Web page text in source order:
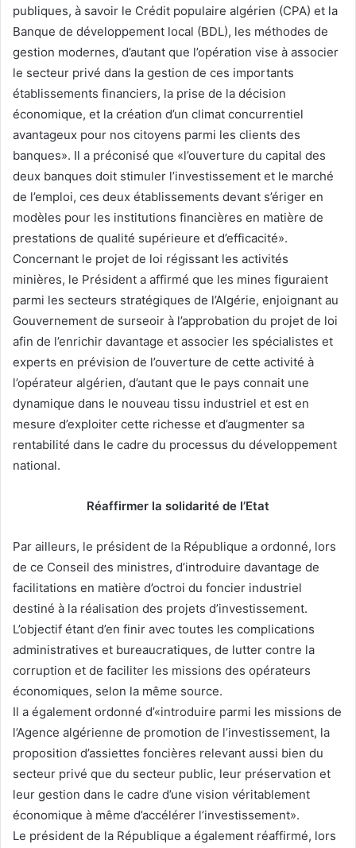
publiques, à savoir le Crédit populaire algérien (CPA) et la
Banque de développement local (BDL), les méthodes de
gestion modernes, d’autant que l’opération vise à associer
le secteur privé dans la gestion de ces importants
établissements financiers, la prise de la décision
économique, et la création d’un climat concurrentiel
avantageux pour nos citoyens parmi les clients des
banques». Il a préconisé que «l’ouverture du capital des
deux banques doit stimuler l’investissement et le marché
de l’emploi, ces deux établissements devant s’ériger en
modèles pour les institutions financières en matière de
prestations de qualité supérieure et d’efficacité».
Concernant le projet de loi régissant les activités
minières, le Président a affirmé que les mines figuraient
parmi les secteurs stratégiques de l’Algérie, enjoignant au
Gouvernement de surseoir à l’approbation du projet de loi
afin de l’enrichir davantage et associer les spécialistes et
experts en prévision de l’ouverture de cette activité à
l’opérateur algérien, d’autant que le pays connait une
dynamique dans le nouveau tissu industriel et est en
mesure d’exploiter cette richesse et d’augmenter sa
rentabilité dans le cadre du processus du développement
national.
Réaffirmer la solidarité de l’Etat
Par ailleurs, le président de la République a ordonné, lors
de ce Conseil des ministres, d’introduire davantage de
facilitations en matière d’octroi du foncier industriel
destiné à la réalisation des projets d’investissement.
L’objectif étant d’en finir avec toutes les complications
administratives et bureaucratiques, de lutter contre la
corruption et de faciliter les missions des opérateurs
économiques, selon la même source.
Il a également ordonné d’«introduire parmi les missions de
l’Agence algérienne de promotion de l’investissement, la
proposition d’assiettes foncières relevant aussi bien du
secteur privé que du secteur public, leur préservation et
leur gestion dans le cadre d’une vision véritablement
économique à même d’accélérer l’investissement».
Le président de la République a également réaffirmé, lors